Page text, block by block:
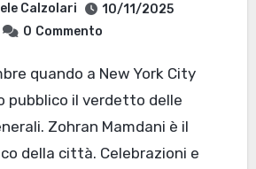
Calzolari
10/11/2025
0 Commento
pubblico il verdetto delle
Zohran Mamdani è il
della città. Celebrazioni e